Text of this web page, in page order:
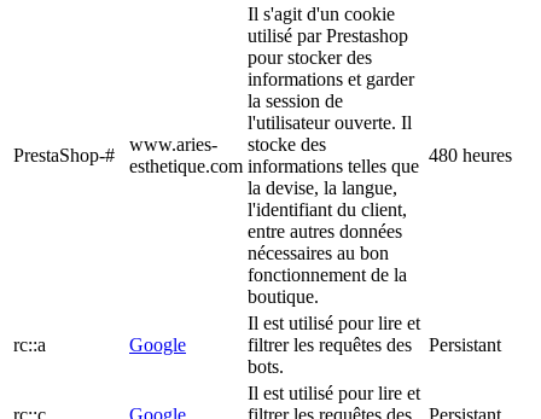
PrestaShop-#
www.aries-
esthetique.com
Il s'agit d'un cookie
utilisé par Prestashop
pour stocker des
informations et garder
la session de
l'utilisateur ouverte. Il
stocke des
informations telles que
la devise, la langue,
l'identifiant du client,
entre autres données
nécessaires au bon
fonctionnement de la
boutique.
480 heures
rc::a Google
Il est utilisé pour lire et
filtrer les requêtes des
bots.
Persistant
Il est utilisé pour lire et